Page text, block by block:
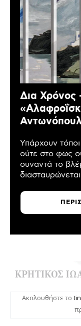
Δια Χρόνος
Υπάρχουν
ούτε στο φως
συναντά το
Ακολουθήστε το